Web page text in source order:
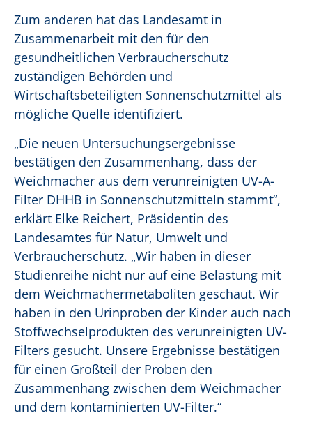
Zum anderen hat das Landesamt in
Zusammenarbeit mit den für den
gesundheitlichen Verbraucherschutz
zuständigen Behörden und
Wirtschaftsbeteiligten Sonnenschutzmittel als
mögliche Quelle identifiziert.
„Die neuen Untersuchungsergebnisse
bestätigen den Zusammenhang, dass der
Weichmacher aus dem verunreinigten UV-A-
Filter DHHB in Sonnenschutzmitteln stammt“,
erklärt Elke Reichert, Präsidentin des
Landesamtes für Natur, Umwelt und
Verbraucherschutz. „Wir haben in dieser
Studienreihe nicht nur auf eine Belastung mit
dem Weichmachermetaboliten geschaut. Wir
haben in den Urinproben der Kinder auch nach
Stoffwechselprodukten des verunreinigten UV-
Filters gesucht. Unsere Ergebnisse bestätigen
für einen Großteil der Proben den
Zusammenhang zwischen dem Weichmacher
und dem kontaminierten UV-Filter.“